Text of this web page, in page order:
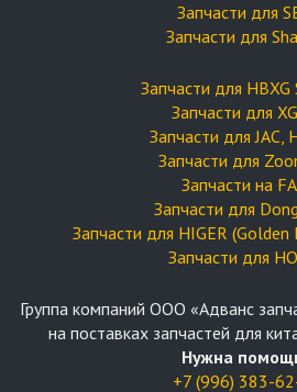
Запчасти для
Запчасти для
Запчасти для HBXG
Запчасти для
Запчасти для JAC,
Запчасти для
Запчасти на
Запчасти для
Запчасти для HIGER (Golden
Запчасти для
Группа компаний OOO «Адванс
на поставках запчастей для
Нужна
+7 (996) 383-